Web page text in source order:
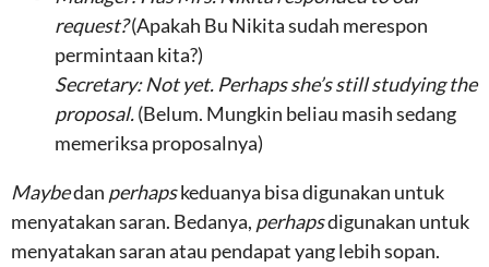
request?(Apakah Bu Nikita sudah merespon
permintaan kita?)
Secretary: Not yet. Perhaps she’s still studying the
proposal.(Belum. Mungkin beliau masih sedang
memeriksa proposalnya)
Maybedan perhapskeduanya bisa digunakan untuk
menyatakan saran. Bedanya, perhapsdigunakan untuk
menyatakan saran atau pendapat yang lebih sopan.